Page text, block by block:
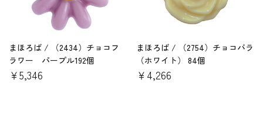
まほろば / （2434）チョコフ
ラワー パープル192個
￥5,346
まほろば / （2754）チョコバラ
（ホワイト） 84個
￥4,266